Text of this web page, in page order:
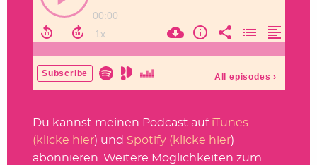
Du kannst meinen Podcast auf iTunes
(klicke hier) und Spotify (klicke hier)
abonnieren. Weitere Möglichkeiten zum